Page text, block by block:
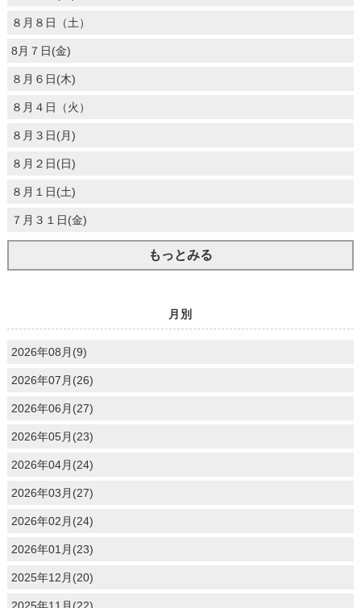
８月８日（土）
8月７日(金)
８月６日(木)
８月４日（火）
８月３日(月)
８月２日(日)
８月１日(土)
７月３１日(金)
もっとみる
月別
2026年08月(9)
2026年07月(26)
2026年06月(27)
2026年05月(23)
2026年04月(24)
2026年03月(27)
2026年02月(24)
2026年01月(23)
2025年12月(20)